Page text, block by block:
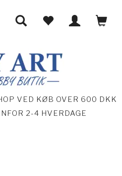
VED KØB OVER 600 DKK
2-4 HVERDAGE